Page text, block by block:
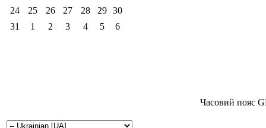
24
25 26 27 28 29
30
31
1 2 3 4 5 6
Часовий пояс